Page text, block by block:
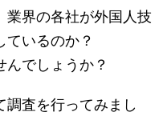
業界の各社が外国人技
いるのか？
でしょうか？
調査を行ってみまし